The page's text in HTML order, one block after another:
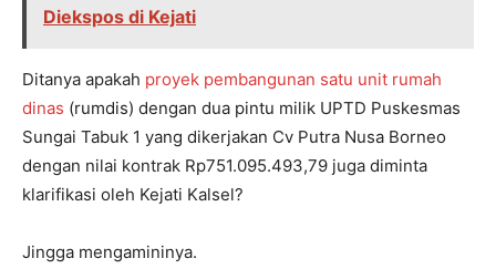
Diekspos di Kejati
Ditanya apakah proyek pembangunan satu unit rumah
dinas (rumdis) dengan dua pintu milik UPTD Puskesmas
Sungai Tabuk 1 yang dikerjakan Cv Putra Nusa Borneo
dengan nilai kontrak Rp751.095.493,79 juga diminta
klarifikasi oleh Kejati Kalsel?
Jingga mengamininya.